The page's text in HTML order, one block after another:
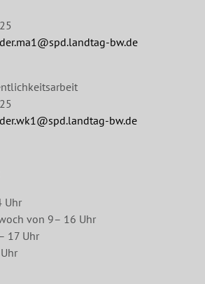
bw.de
bw.de
Uhr
von 9– 16 Uhr
17 Uhr